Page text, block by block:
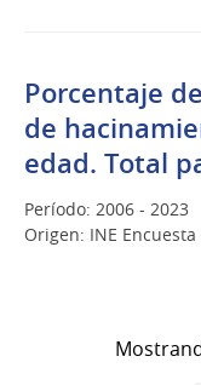
Porcentaje
de
edad. Total
Período: 2006 - 2023
Origen: INE